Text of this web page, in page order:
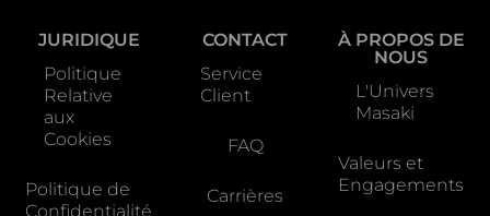
JURIDIQUE
Politique
Relative
aux
Cookies
Politique de
Confidentialité
CONTACT
Service
Client
FAQ
Carrières
À PROPOS DE
NOUS
L'Univers
Masaki
Valeurs et
Engagements